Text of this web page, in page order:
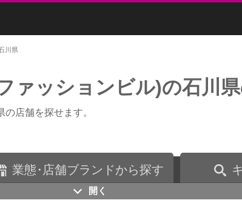
川県
ァッションビル)の石川
店舗を探せます。
業態・ 店舗ブランドから探す
開く